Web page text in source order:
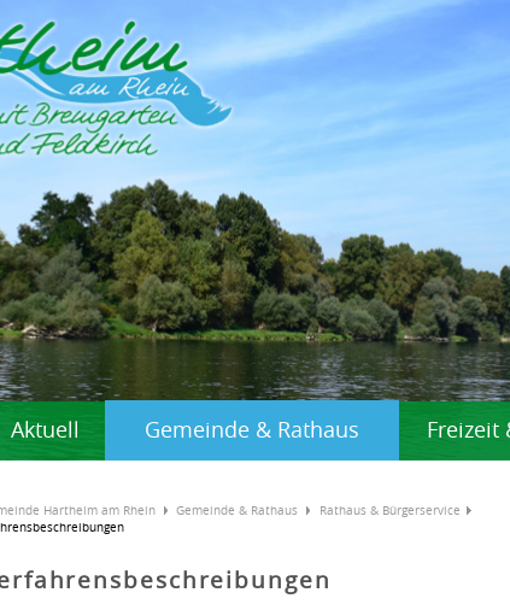
Aktuell Gemeinde & Rathaus Freizeit
Hartheim am Rhein Gemeinde & Rathaus
Rathaus & Bürgerservice